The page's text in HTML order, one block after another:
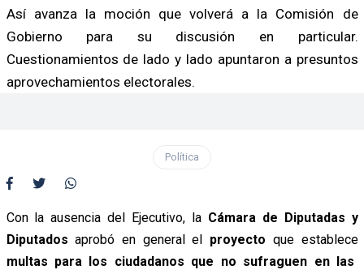
Así avanza la moción que volverá a la Comisión de
Gobierno para su discusión en particular.
Cuestionamientos de lado y lado apuntaron a presuntos
aprovechamientos electorales.
Política
Con la ausencia del Ejecutivo, la Cámara de Diputadas y
Diputados aprobó en general el proyecto que establece
multas para los ciudadanos que no sufraguen en las